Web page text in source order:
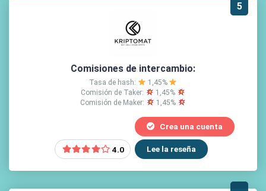
5
Comisiones de intercambio:
Tasa de hash:
1,45%
Comisión de Taker:
1,45%
Comisión de Maker:
1,45%
4.0
Crea una cuenta
Lee la reseña